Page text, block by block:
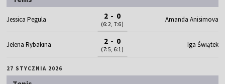
Jessica Pegula 2 - 0
(6:2, 7:6)
Amanda Anisimova
Jelena Rybakina 2 - 0
(7:5, 6:1)
Iga Świątek
27 STYCZNIA 2026